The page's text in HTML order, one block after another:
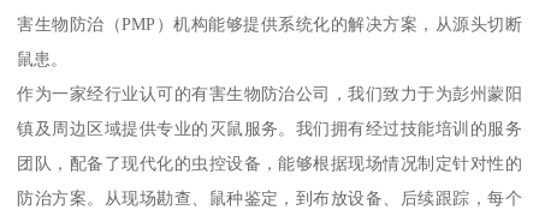
害生物防治（PMP）机构能够提供系统化的解决方案，从源头切断
鼠患。
作为一家经行业认可的有害生物防治公司，我们致力于为彭州蒙阳
镇及周边区域提供专业的灭鼠服务。我们拥有经过技能培训的服务
团队，配备了现代化的虫控设备，能够根据现场情况制定针对性的
防治方案。从现场勘查、鼠种鉴定，到布放设备、后续跟踪，每个